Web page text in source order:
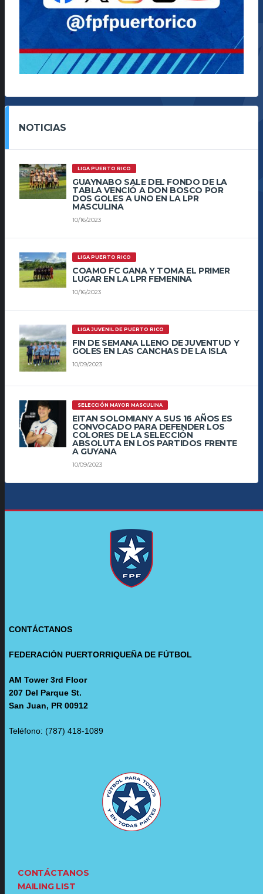
NOTICIAS
LIGA PUERTO RICO
GUAYNABO SALE DEL FONDO DE LA
TABLA VENCIÓ A DON BOSCO POR
DOS GOLES A UNO EN LA LPR
MASCULINA
10/16/2023
LIGA PUERTO RICO
COAMO FC GANA Y TOMA EL PRIMER
LUGAR EN LA LPR FEMENINA
10/16/2023
LIGA JUVENIL DE PUERTO RICO
FIN DE SEMANA LLENO DE JUVENTUD Y
GOLES EN LAS CANCHAS DE LA ISLA
10/09/2023
SELECCIÓN MAYOR MASCULINA
EITAN SOLOMIANY A SUS 16 AÑOS ES
CONVOCADO PARA DEFENDER LOS
COLORES DE LA SELECCIÓN
ABSOLUTA EN LOS PARTIDOS FRENTE
A GUYANA
10/09/2023
CONTÁCTANOS
FEDERACIÓN PUERTORRIQUEÑA DE FÚTBOL
AM Tower 3rd Floor
207 Del Parque St.
San Juan, PR 00912
Teléfono: (787) 418-1089
CONTÁCTANOS
MAILING LIST